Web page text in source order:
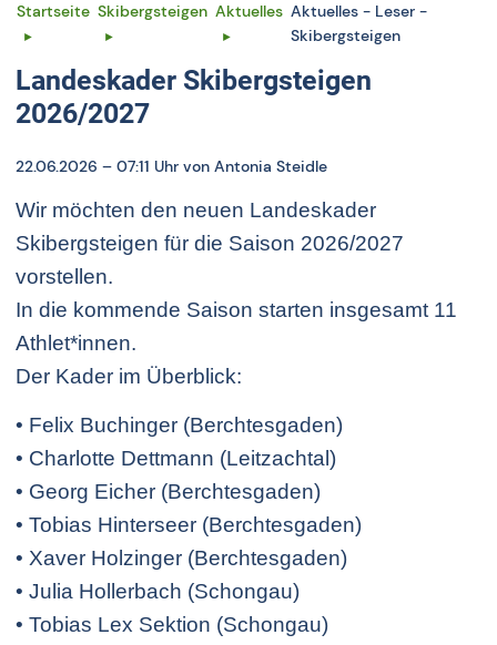
Startseite Skibergsteigen Aktuelles Aktuelles - Leser -
Skibergsteigen
Landeskader Skibergsteigen
2026/2027
22.06.2026 – 07:11 Uhr von Antonia Steidle
Wir möchten den neuen Landeskader
Skibergsteigen für die Saison 2026/2027
vorstellen.
In die kommende Saison starten insgesamt 11
Athlet*innen.
Der Kader im Überblick:
• Felix Buchinger (Berchtesgaden)
• Charlotte Dettmann (Leitzachtal)
• Georg Eicher (Berchtesgaden)
• Tobias Hinterseer (Berchtesgaden)
• Xaver Holzinger (Berchtesgaden)
• Julia Hollerbach (Schongau)
• Tobias Lex Sektion (Schongau)